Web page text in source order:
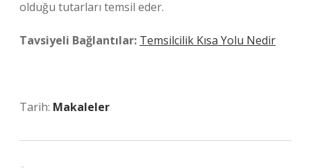
olduğu tutarları temsil eder.
Tavsiyeli Bağlantılar: Temsilcilik Kısa Yolu Nedir
Tarih: Makaleler